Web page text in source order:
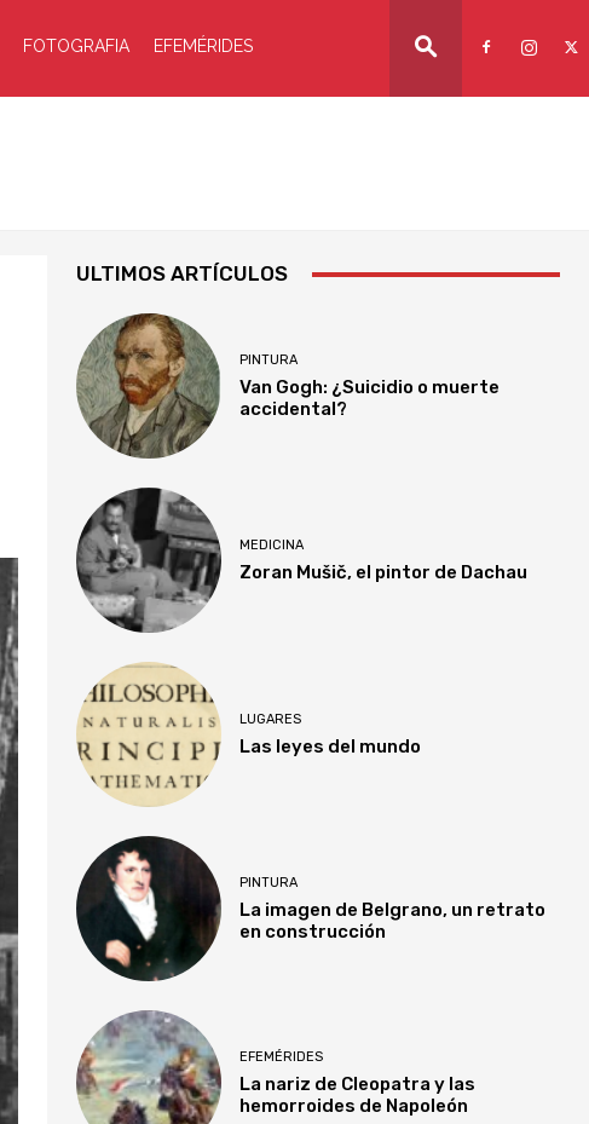
FOTOGRAFIA EFEMÉRIDES
ULTIMOS ARTÍCULOS
PINTURA
Van Gogh: ¿Suicidio o muerte
accidental?
MEDICINA
Zoran Mušič, el pintor de Dachau
LUGARES
Las leyes del mundo
PINTURA
La imagen de Belgrano, un retrato
en construcción
EFEMÉRIDES
La nariz de Cleopatra y las
hemorroides de Napoleón